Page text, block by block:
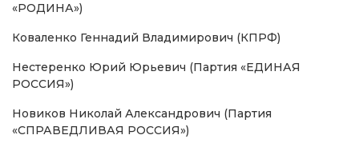
«РОДИНА»)
Коваленко Геннадий Владимирович (КПРФ)
Нестеренко Юрий Юрьевич (Партия «ЕДИНАЯ
РОССИЯ»)
Новиков Николай Александрович (Партия
«СПРАВЕДЛИВАЯ РОССИЯ»)